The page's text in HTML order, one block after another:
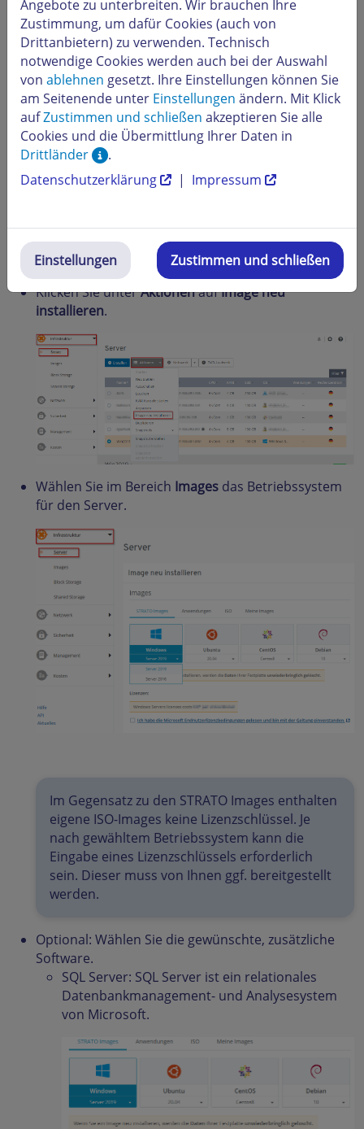
Voraussetzung
Sie befinden sich im Cloud Panel BereichInfrastruktur >
Server.
Klicken Sie in der Liste auf den gewünschten Server.
Klicken Sie unterAktionenaufImage neu
installieren.
Wählen Sie im Bereich Images das Betriebssystem
für den Server.
Im Gegensatz zu den STRATO Images enthalten
eigene ISO-Images keine Lizenzschlüssel. Je
nach gewähltem Betriebssystem kann die
Eingabe eines Lizenzschlüssels erforderlich
sein. Dieser muss von Ihnen ggf. bereitgestellt
werden.
Optional: Wählen Sie die gewünschte, zusätzliche
Software.
SQL Server: SQL Server ist ein relationales
Datenbankmanagement- und Analysesystem
von Microsoft.
Angebote zu unterbreiten. Wir brauchen Ihre
Zustimmung, um dafür Cookies (auch von
Drittanbietern) zu verwenden. Technisch
notwendige Cookies werden auch bei der Auswahl
von ablehnen gesetzt. Ihre Einstellungen können Sie
am Seitenende unter Einstellungen ändern. Mit Klick
aufZustimmen und schließen akzeptieren Sie alle
Cookies und die Übermittlung Ihrer Daten in
Drittländer
.
Datenschutzerklärung
| Impressum
Einstellungen Zustimmen und schließen